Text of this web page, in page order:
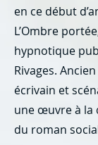
en ce début
L’Ombre
hypnotique
Rivages.
écrivain et
une œuvre à la
du roman